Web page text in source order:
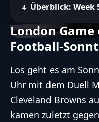
Überblick: Week
London
Football-
Los geht es am
Uhr mit dem Duell
Cleveland Browns
kamen zuletzt